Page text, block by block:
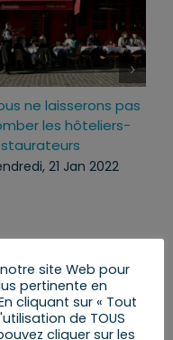
ne laisserons pas
les hôteliers-
21 Jan 2022
site Web pour
pertinente en
cliquant sur « Tout
de TOUS
cliquer sur les